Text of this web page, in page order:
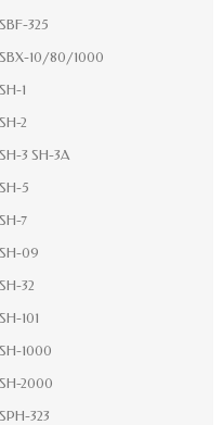
SBF-325
SBX-10/80/1000
SH-1
SH-2
SH-3 SH-3A
SH-5
SH-7
SH-09
SH-32
SH-101
SH-1000
SH-2000
SPH-323